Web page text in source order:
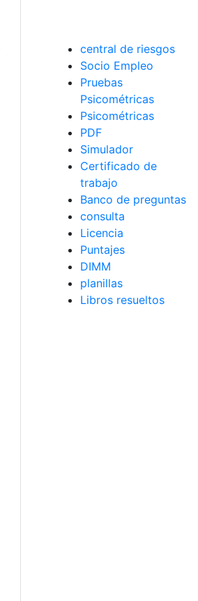
central de riesgos
Socio Empleo
Pruebas
Psicométricas
Psicométricas
PDF
Simulador
Certificado de
trabajo
Banco de preguntas
consulta
Licencia
Puntajes
DIMM
planillas
Libros resueltos